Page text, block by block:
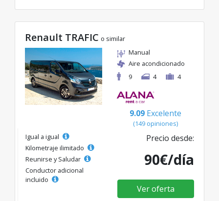
Renault TRAFIC o similar
Manual
Aire acondicionado
9
4 4
9.09 Excelente
(149 opiniones)
Igual a igual
Kilometraje ilimitado
Reunirse y Saludar
Conductor adicional
incluido
Precio desde:
90€/día
Ver oferta